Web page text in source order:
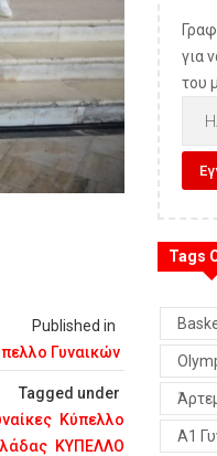
Published in
Γυναικών
Tagged under
Κύπελλο
ΚΥΠΕΛΛΟ
για
του
Tags
Α1